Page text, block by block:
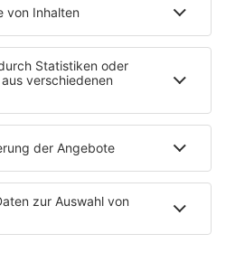
dem Greek Theatre
und ein Song, den
"Waiting for a Star
Meets Girl und wird